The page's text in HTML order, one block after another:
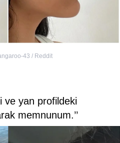
43 / Reddit
ve yan profildeki
memnunum.’’